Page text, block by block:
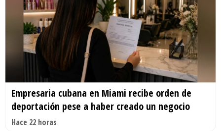
Empresaria cubana en Miami recibe orden de
deportación pese a haber creado un negocio
Hace 22 horas